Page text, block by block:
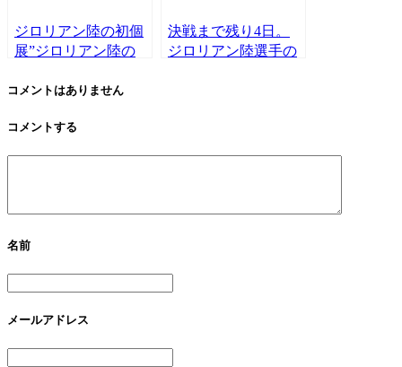
ジロリアン陸の初個
展”ジロリアン陸の
遊びに行ってきた。
決戦まで残り4日。
ジロリアン陸選手の
コメントはありません
コメントする
名前
メールアドレス